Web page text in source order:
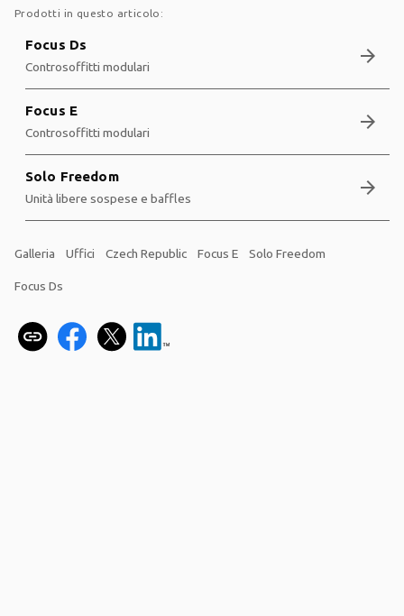
Prodotti in questo articolo:
Focus Ds
Controsoffitti modulari arrow_forward
Focus E
Controsoffitti modulari arrow_forward
Solo Freedom
Unità libere sospese e baffles arrow_forward
Galleria Uffici Czech Republic Focus E Solo Freedom
Focus Ds